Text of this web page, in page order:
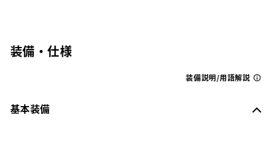
装備・仕様
装備説明/用語解説
基本装備